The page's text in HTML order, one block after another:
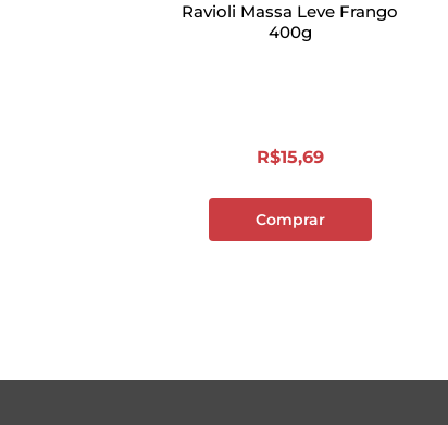
Ravioli Massa Leve Frango
400g
R$15,69
Comprar